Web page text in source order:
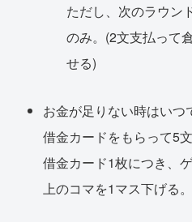
ただし、次のラウン
のみ。(2文支払って
せる)
お金が足りない時はいつ
借金カードをもらって5文
借金カード1枚につき、
上のコマを1マス下げる。